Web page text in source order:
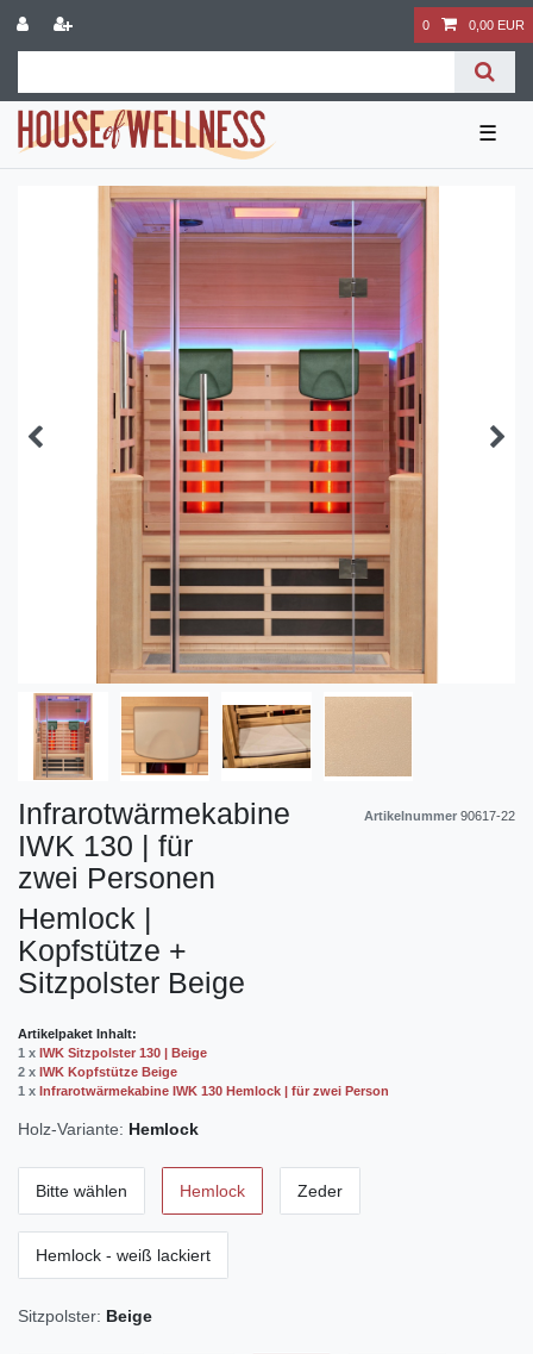
0 0,00 EUR
☰
Infrarotwärmekabine
IWK 130 | für
zwei Personen
Hemlock |
Kopfstütze +
Sitzpolster Beige
Artikelnummer 90617-22
Artikelpaket Inhalt:
1 x IWK Sitzpolster 130 | Beige
2 x IWK Kopfstütze Beige
1 x Infrarotwärmekabine IWK 130 Hemlock | für zwei Person
Holz-Variante: Hemlock
Bitte wählen Hemlock Zeder
Hemlock - weiß lackiert
Sitzpolster: Beige